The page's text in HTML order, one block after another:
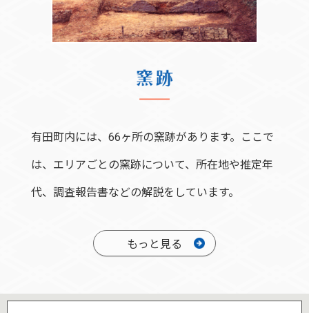
有田町内には、66ヶ所の窯跡があります。ここで
は、エリアごとの窯跡について、所在地や推定年
代、調査報告書などの解説をしています。
もっと見る